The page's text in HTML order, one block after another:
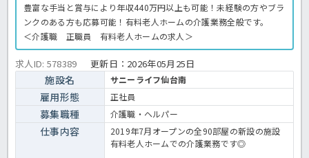
豊富な手当と賞与により年収440万円以上も可能！未経験の方やブラ
ンクのある方も応募可能！有料老人ホームの介護業務全般です。
＜介護職 正職員 有料老人ホームの求人＞
求人ID: 578389 更新日： 2026年05月25日
施設名 サニーライフ仙台南
雇用形態 正社員
募集職種 介護職・ヘルパー
仕事内容
2019年7月オープンの全90部屋の新設の施設
有料老人ホームでの介護業務です◎